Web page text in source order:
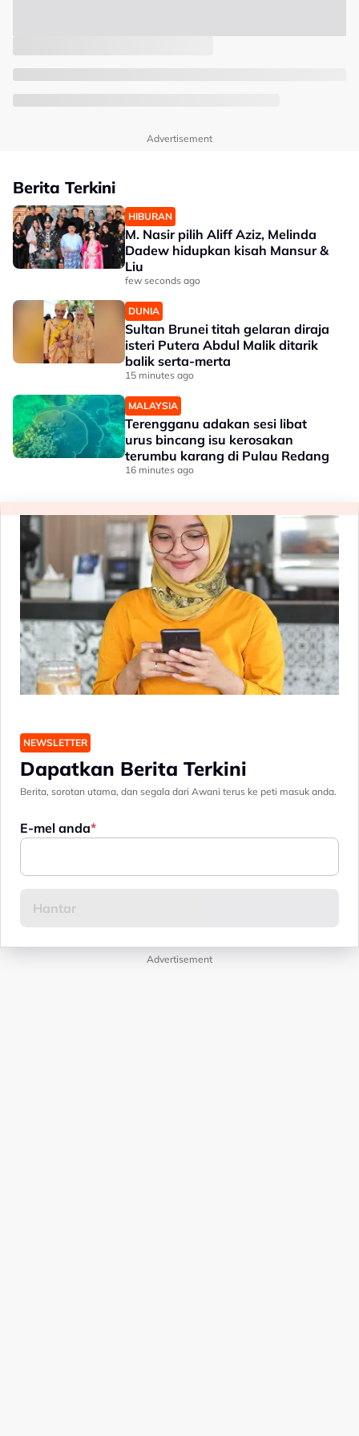
Advertisement
Berita Terkini
HIBURAN
M. Nasir pilih Aliff Aziz, Melinda
Dadew hidupkan kisah Mansur &
Liu
few seconds ago
DUNIA
Sultan Brunei titah gelaran diraja
isteri Putera Abdul Malik ditarik
balik serta-merta
15 minutes ago
MALAYSIA
Terengganu adakan sesi libat
urus bincang isu kerosakan
terumbu karang di Pulau Redang
16 minutes ago
NEWSLETTER
Dapatkan Berita Terkini
Berita, sorotan utama, dan segala dari Awani terus ke peti masuk anda.
E-mel anda
Advertisement